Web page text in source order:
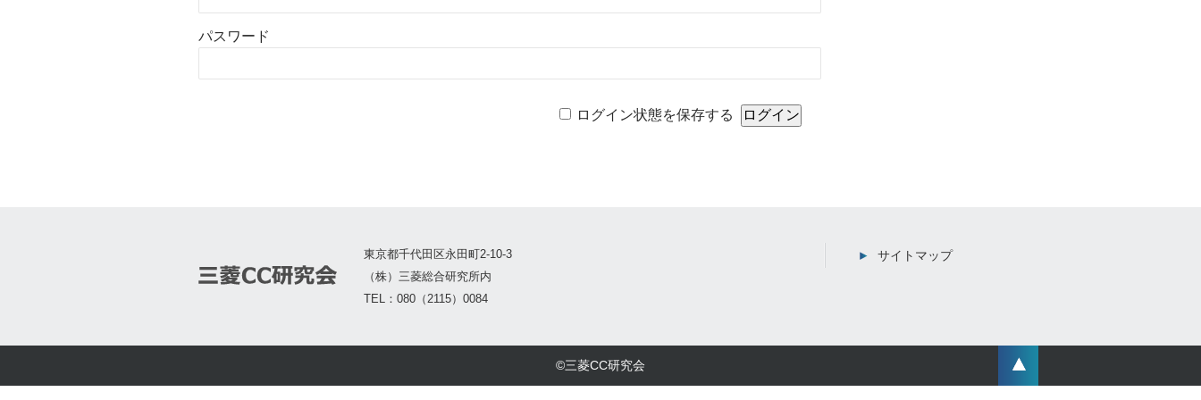
パスワード
ログイン状態を保存する
東京都千代田区永田町2-10-3
（株）三菱総合研究所内
TEL：080（2115）0084
サイトマップ
©三菱CC研究会